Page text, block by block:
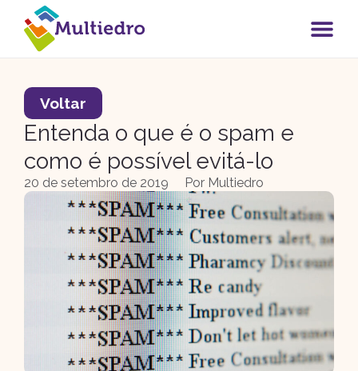
Voltar
Entenda o que é o spam e
como é possível evitá-lo
20 de setembro de 2019 Por Multiedro